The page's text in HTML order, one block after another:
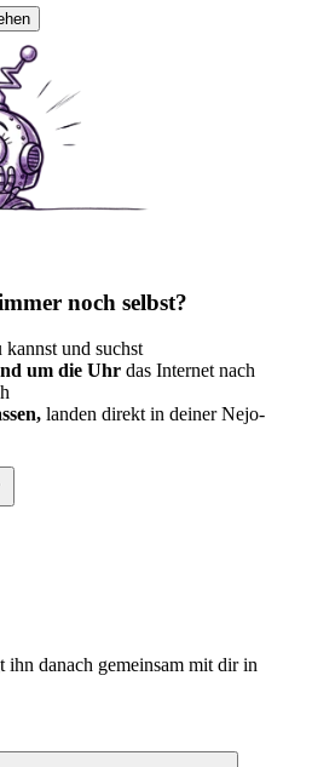
noch selbst?
und suchst
um die Uhr das Internet nach
landen direkt in deiner Nejo-
danach gemeinsam mit dir in